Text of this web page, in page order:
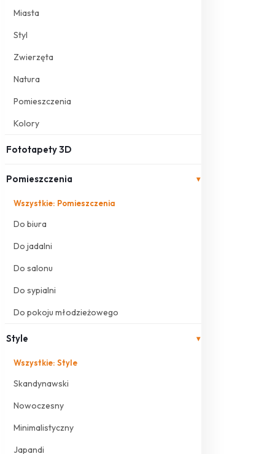
Miasta
Styl
Zwierzęta
Natura
Pomieszczenia
Kolory
Fototapety 3D
Pomieszczenia ▾
Wszystkie: Pomieszczenia
Do biura
Do jadalni
Do salonu
Do sypialni
Do pokoju młodzieżowego
Style ▾
Wszystkie: Style
Skandynawski
Nowoczesny
Minimalistyczny
Japandi